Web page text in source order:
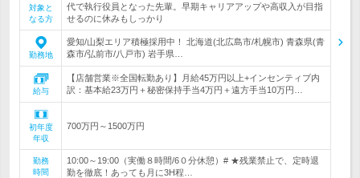
対象と
なる方
代で執行役員となった先輩。早期キャリアアップや高収入が目指
せるのに休みもしっかり
勤務地
愛知/山梨エリア積極採用中！ 北海道(北広島市/札幌市) 青森県(青
森市/弘前市/八戸市) 岩手県…
給与
【店舗営業※全国転勤あり】月給45万円以上+インセンティブ内
訳：基本給23万円＋秘密保持手当4万円＋遠方手当10万円…
初年度
年収
700万円～1500万円
勤務
時間
10:00～19:00（実働８時間/6０分休憩）# ★残業禁止で、定時退
勤を徹底！あっても月に3H程…